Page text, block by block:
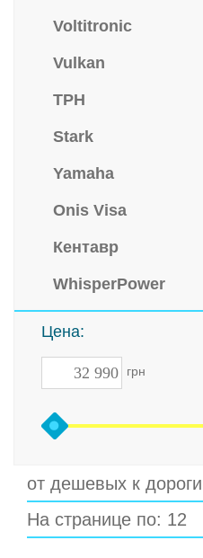
Voltitronic
Vulkan
TPH
Stark
Yamaha
Onis Visa
Кентавр
WhisperPower
Цена:
грн
от дешевых к
На странице по: 12